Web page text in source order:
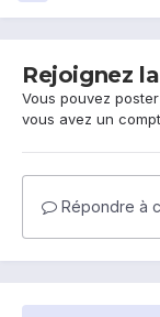
Rejoignez
Vous pouvez
vous avez un
Répondre à